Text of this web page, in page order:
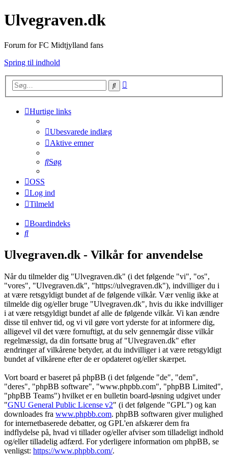
Ulvegraven.dk
Forum for FC Midtjylland fans
Spring til indhold
Søg
Hurtige links
Ubesvarede indlæg
Aktive emner
Søg
OSS
Log ind
Tilmeld
Boardindeks
Søg
Ulvegraven.dk - Vilkår for anvendelse
Når du tilmelder dig "Ulvegraven.dk" (i det følgende "vi", "os",
"vores", "Ulvegraven.dk", "https://ulvegraven.dk"), indvilliger du i
at være retsgyldigt bundet af de følgende vilkår. Vær venlig ikke at
tilmelde dig og/eller bruge "Ulvegraven.dk", hvis du ikke indvilliger
i at være retsgyldigt bundet af alle de følgende vilkår. Vi kan ændre
disse til enhver tid, og vi vil gøre vort yderste for at informere dig,
alligevel vil det være fornuftigt, at du selv gennemgår disse vilkår
regelmæssigt, da din fortsatte brug af "Ulvegraven.dk" efter
ændringer af vilkårene betyder, at du indvilliger i at være retsgyldigt
bundet af vilkårene efter de er opdateret og/eller skærpet.
Vort board er baseret på phpBB (i det følgende "de", "dem",
"deres", "phpBB software", "www.phpbb.com", "phpBB Limited",
"phpBB Teams") hvilket er en bulletin board-løsning udgivet under
"GNU General Public License v2" (i det følgende "GPL") og kan
downloades fra www.phpbb.com. phpBB softwaren giver mulighed
for internetbaserede debatter, og GPL'en afskærer dem fra
indflydelse på, hvad vi tillader og/eller afviser som tilladeligt indhold
og/eller tilladelig adfærd. For yderligere information om phpBB, se
venligst: https://www.phpbb.com/.